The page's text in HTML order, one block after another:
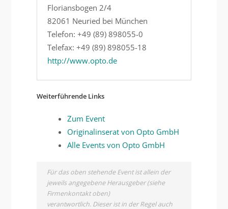
Floriansbogen 2/4
82061 Neuried bei München
Telefon: +49 (89) 898055-0
Telefax: +49 (89) 898055-18
http://www.opto.de
Weiterführende Links
Zum Event
Originalinserat von Opto GmbH
Alle Events von Opto GmbH
Für das oben stehende Event ist allein der
jeweils angegebene Herausgeber (siehe
Firmenkontakt oben)
verantwortlich. Dieser ist in der Regel auch